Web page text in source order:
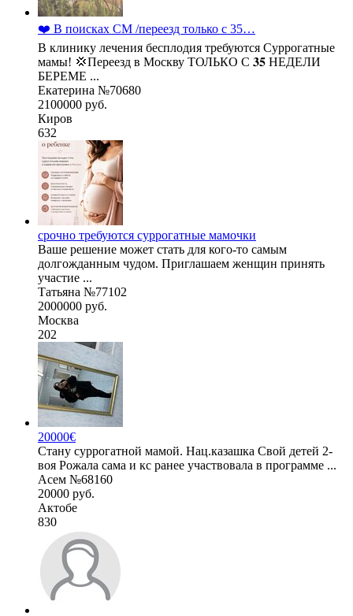
❤️ В поисках СМ /переезд только с 35…
В клинику лечения бесплодия требуются Суррогатные
мамы! 💢Переезд в Москву ТОЛЬКО С 𝟑𝟓 НЕДЕЛИ
БЕРЕМЕ ...
Екатерина №70680
2100000 руб.
Киров
632
срочно требуются суррогатные мамочки
Ваше решение может стать для кого-то самым
долгожданным чудом. Приглашаем женщин принять
участие ...
Татьяна №77102
2000000 руб.
Москва
202
20000€
Стану суррогатной мамой. Нац.казашка Свой детей 2-
воя Рожала сама и кс ранее участвовала в программе ...
Асем №68160
20000 руб.
Актобе
830